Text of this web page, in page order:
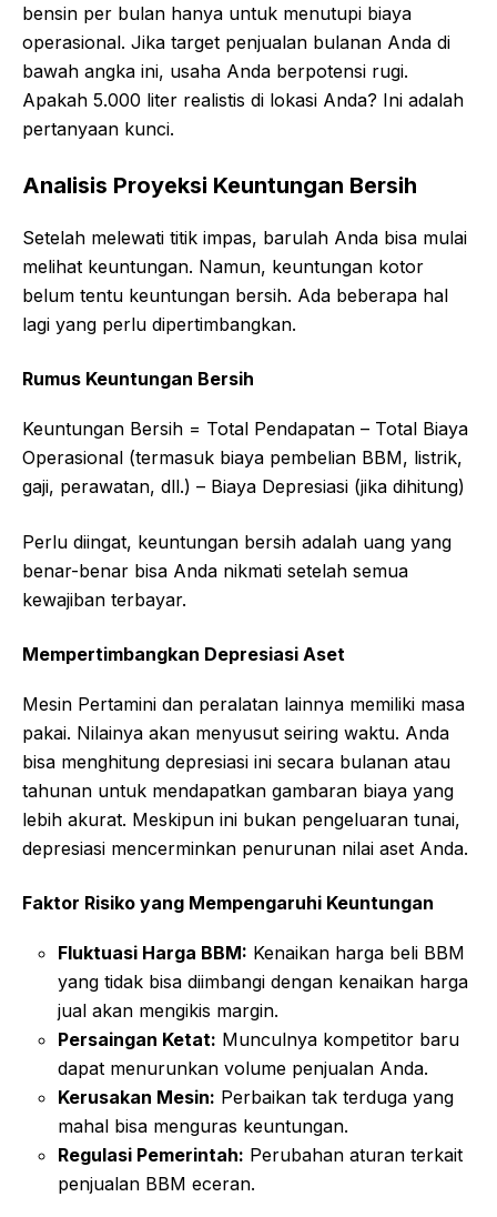
bensin per bulan hanya untuk menutupi biaya
operasional. Jika target penjualan bulanan Anda di
bawah angka ini, usaha Anda berpotensi rugi.
Apakah 5.000 liter realistis di lokasi Anda? Ini adalah
pertanyaan kunci.
Analisis Proyeksi Keuntungan Bersih
Setelah melewati titik impas, barulah Anda bisa mulai
melihat keuntungan. Namun, keuntungan kotor
belum tentu keuntungan bersih. Ada beberapa hal
lagi yang perlu dipertimbangkan.
Rumus Keuntungan Bersih
Keuntungan Bersih = Total Pendapatan – Total Biaya
Operasional (termasuk biaya pembelian BBM, listrik,
gaji, perawatan, dll.) – Biaya Depresiasi (jika dihitung)
Perlu diingat, keuntungan bersih adalah uang yang
benar-benar bisa Anda nikmati setelah semua
kewajiban terbayar.
Mempertimbangkan Depresiasi Aset
Mesin Pertamini dan peralatan lainnya memiliki masa
pakai. Nilainya akan menyusut seiring waktu. Anda
bisa menghitung depresiasi ini secara bulanan atau
tahunan untuk mendapatkan gambaran biaya yang
lebih akurat. Meskipun ini bukan pengeluaran tunai,
depresiasi mencerminkan penurunan nilai aset Anda.
Faktor Risiko yang Mempengaruhi Keuntungan
Fluktuasi Harga BBM: Kenaikan harga beli BBM
yang tidak bisa diimbangi dengan kenaikan harga
jual akan mengikis margin.
Persaingan Ketat: Munculnya kompetitor baru
dapat menurunkan volume penjualan Anda.
Kerusakan Mesin: Perbaikan tak terduga yang
mahal bisa menguras keuntungan.
Regulasi Pemerintah: Perubahan aturan terkait
penjualan BBM eceran.